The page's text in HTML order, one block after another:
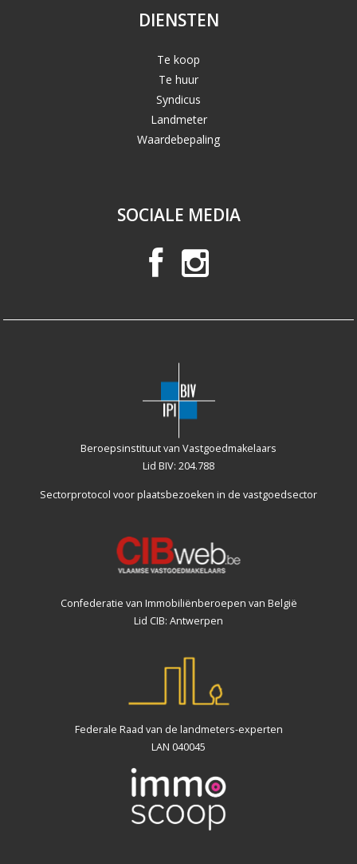
DIENSTEN
Te koop
Te huur
Syndicus
Landmeter
Waardebepaling
SOCIALE MEDIA
Beroepsinstituut van Vastgoedmakelaars
Lid BIV: 204.788
Sectorprotocol voor plaatsbezoeken in de vastgoedsector
Confederatie van Immobiliënberoepen van België
Lid CIB: Antwerpen
Federale Raad van de landmeters-experten
LAN 040045